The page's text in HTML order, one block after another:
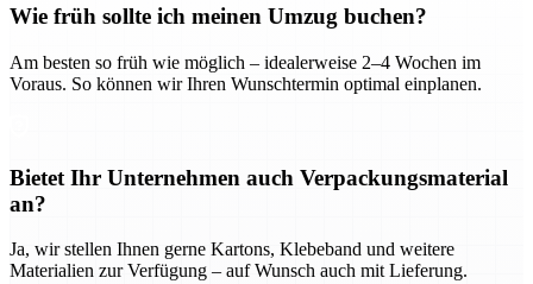
Wie früh sollte ich meinen Umzug buchen?
Am besten so früh wie möglich – idealerweise 2–4 Wochen im
Voraus. So können wir Ihren Wunschtermin optimal einplanen.
Bietet Ihr Unternehmen auch Verpackungsmaterial
an?
Ja, wir stellen Ihnen gerne Kartons, Klebeband und weitere
Materialien zur Verfügung – auf Wunsch auch mit Lieferung.